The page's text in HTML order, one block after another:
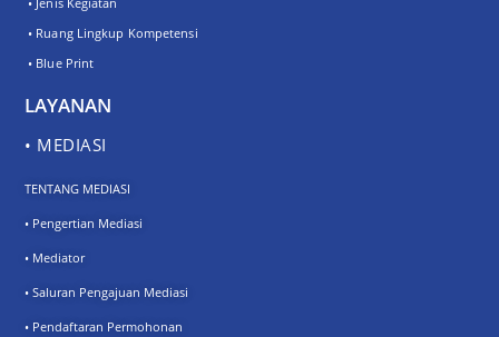
• Ruang Lingkup Kompetensi
• Blue Print
LAYANAN
• MEDIASI
TENTANG MEDIASI
• Pengertian Mediasi
• Mediator
• Saluran Pengajuan Mediasi
• Pendaftaran Permohonan